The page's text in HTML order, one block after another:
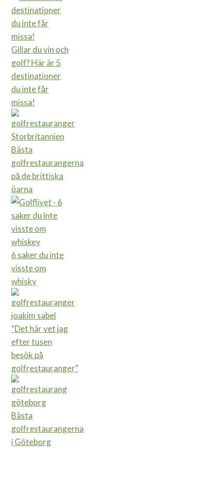
Gillar du vin och
golf? Här är 5
destinationer
du inte får
missa!
Bästa
golfrestaurangerna
på de brittiska
öarna
6 saker du inte
visste om
whisky
“Det här vet jag
efter tusen
besök på
golfrestauranger”
Bästa
golfrestaurangerna
i Göteborg